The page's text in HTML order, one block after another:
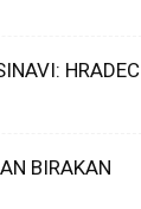
HRADEC
BIRAKAN